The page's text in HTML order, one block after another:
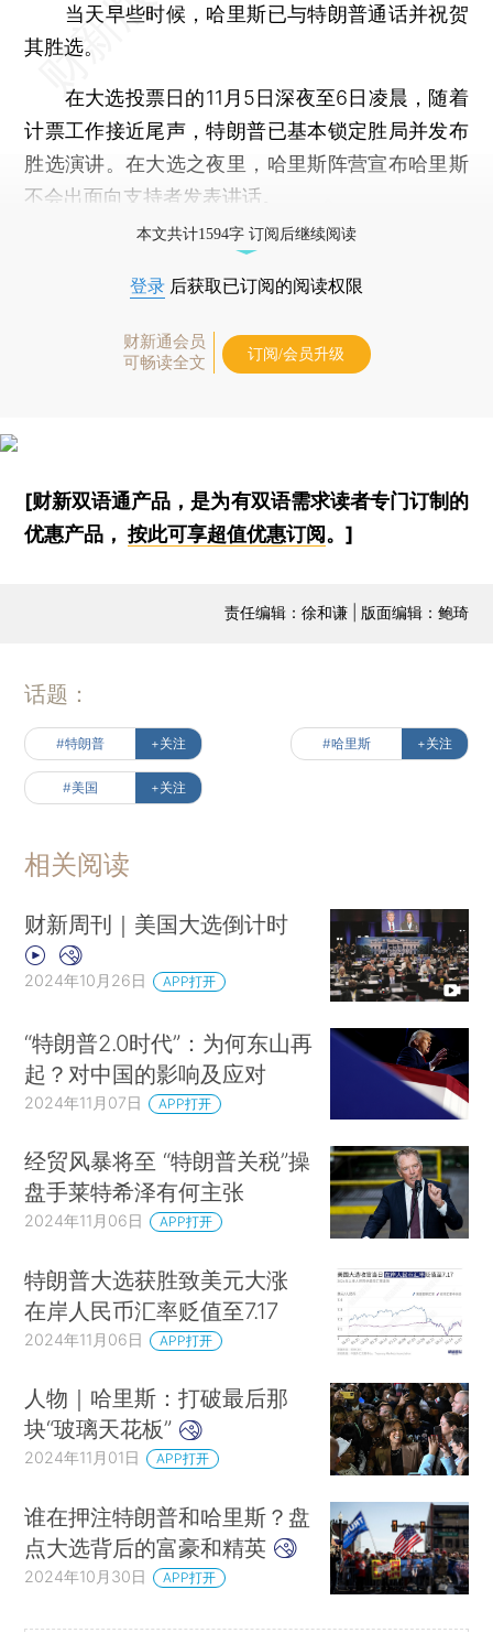
当天早些时候，哈里斯已与特朗普通话并祝贺
其胜选。
在大选投票日的11月5日深夜至6日凌晨，随着
计票工作接近尾声，特朗普已基本锁定胜局并发布
胜选演讲。在大选之夜里，哈里斯阵营宣布哈里斯
不会出面向支持者发表讲话。
本文共计1594字 订阅后继续阅读
登录 后获取已订阅的阅读权限
财新通会员
可畅读全文
订阅/会员升级
[财新双语通产品，是为有双语需求读者专门订制的
优惠产品，按此可享超值优惠订阅。]
责任编辑：徐和谦 | 版面编辑：鲍琦
话题：
#特朗普 +关注 #哈里斯 +关注
#美国 +关注
相关阅读
财新周刊｜美国大选倒计时
2024年10月26日 APP打开
“特朗普2.0时代”：为何东山再
起？对中国的影响及应对
2024年11月07日 APP打开
经贸风暴将至 “特朗普关税”操
盘手莱特希泽有何主张
2024年11月06日 APP打开
特朗普大选获胜致美元大涨
在岸人民币汇率贬值至7.17
2024年11月06日 APP打开
人物｜哈里斯：打破最后那
块“玻璃天花板”
2024年11月01日 APP打开
谁在押注特朗普和哈里斯？盘
点大选背后的富豪和精英
2024年10月30日 APP打开